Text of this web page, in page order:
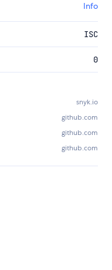
Info
ISC
0
snyk.io
github.com
github.com
github.com